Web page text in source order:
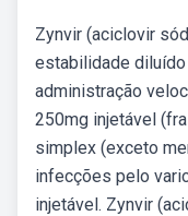
Zynvir (aciclovir
estabilidade diluído
administração
250mg injetável
simplex (exceto
infecções pelo
injetável. Zynvir